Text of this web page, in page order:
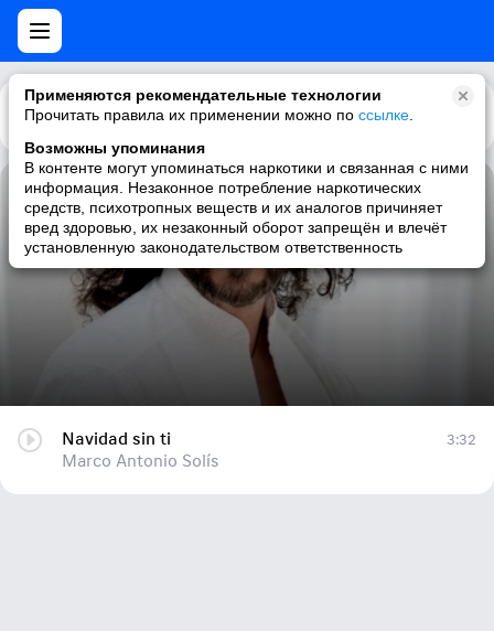
Применяются рекомендательные технологии
Прочитать правила их применении можно по ссылке
Возможны упоминания
В контенте могут упоминаться наркотики и связанная с ними
информация. Незаконное потребление наркотических
средств, психотропных веществ и их аналогов причиняет
вред здоровью, их незаконный оборот запрещён и влечёт
установленную законодательством ответственность
Каталог Рекомендации
Navidad sin ti
Marco Antonio Solís
Navidad sin ti
Marco Antonio Solís
3:32